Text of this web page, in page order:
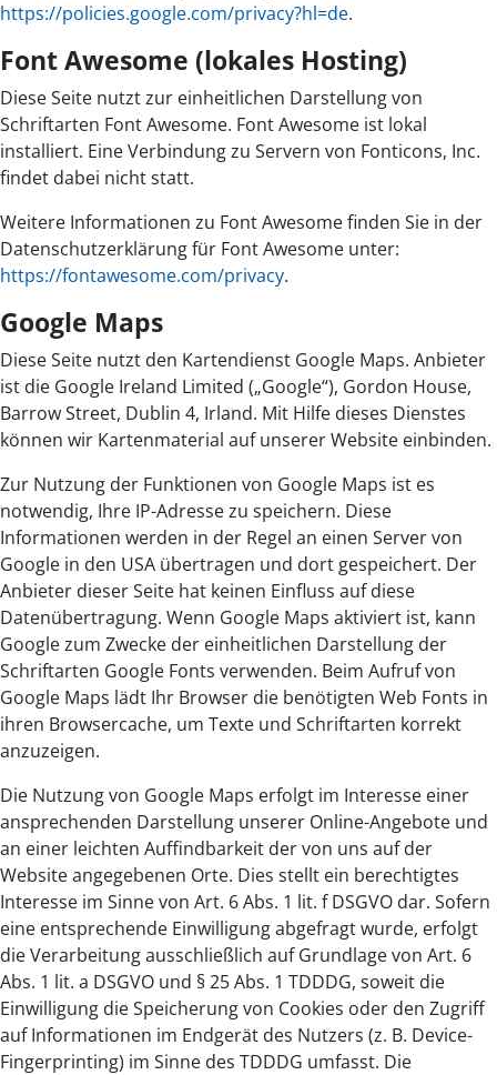
https://policies.google.com/privacy?hl=de.
Font Awesome (lokales Hosting)
Diese Seite nutzt zur einheitlichen Darstellung von
Schriftarten Font Awesome. Font Awesome ist lokal
installiert. Eine Verbindung zu Servern von Fonticons, Inc.
findet dabei nicht statt.
Weitere Informationen zu Font Awesome finden Sie in der
Datenschutzerklärung für Font Awesome unter:
https://fontawesome.com/privacy.
Google Maps
Diese Seite nutzt den Kartendienst Google Maps. Anbieter
ist die Google Ireland Limited („Google“), Gordon House,
Barrow Street, Dublin 4, Irland. Mit Hilfe dieses Dienstes
können wir Kartenmaterial auf unserer Website einbinden.
Zur Nutzung der Funktionen von Google Maps ist es
notwendig, Ihre IP-Adresse zu speichern. Diese
Informationen werden in der Regel an einen Server von
Google in den USA übertragen und dort gespeichert. Der
Anbieter dieser Seite hat keinen Einfluss auf diese
Datenübertragung. Wenn Google Maps aktiviert ist, kann
Google zum Zwecke der einheitlichen Darstellung der
Schriftarten Google Fonts verwenden. Beim Aufruf von
Google Maps lädt Ihr Browser die benötigten Web Fonts in
ihren Browsercache, um Texte und Schriftarten korrekt
anzuzeigen.
Die Nutzung von Google Maps erfolgt im Interesse einer
ansprechenden Darstellung unserer Online-Angebote und
an einer leichten Auffindbarkeit der von uns auf der
Website angegebenen Orte. Dies stellt ein berechtigtes
Interesse im Sinne von Art. 6 Abs. 1 lit. f DSGVO dar. Sofern
eine entsprechende Einwilligung abgefragt wurde, erfolgt
die Verarbeitung ausschließlich auf Grundlage von Art. 6
Abs. 1 lit. a DSGVO und § 25 Abs. 1 TDDDG, soweit die
Einwilligung die Speicherung von Cookies oder den Zugriff
auf Informationen im Endgerät des Nutzers (z. B. Device-
Fingerprinting) im Sinne des TDDDG umfasst. Die